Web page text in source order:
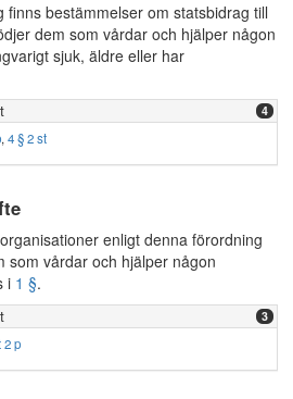
finns bestämmelser om statsbidrag till
dem som vårdar och hjälper någon
sjuk, äldre eller har
4
, 4 § 2 st
enligt denna förordning
som vårdar och hjälper någon
i 1 §.
3
2 p